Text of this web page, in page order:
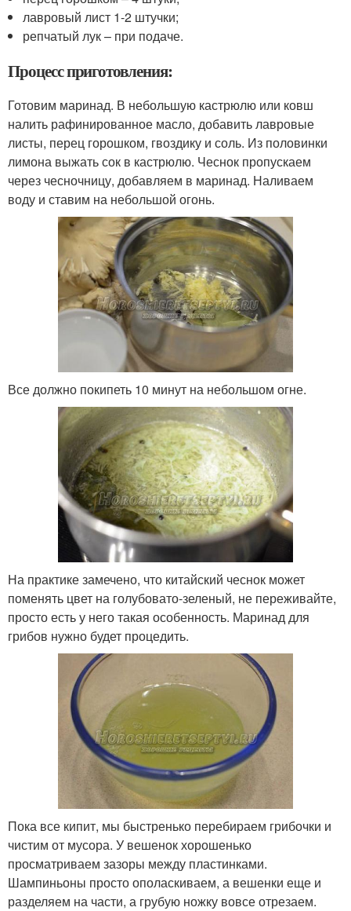
лавровый лист 1-2 штучки;
репчатый лук – при подаче.
Процесс приготовления:
Готовим маринад. В небольшую кастрюлю или ковш
налить рафинированное масло, добавить лавровые
листы, перец горошком, гвоздику и соль. Из половинки
лимона выжать сок в кастрюлю. Чеснок пропускаем
через чесночницу, добавляем в маринад. Наливаем
воду и ставим на небольшой огонь.
Все должно покипеть 10 минут на небольшом огне.
На практике замечено, что китайский чеснок может
поменять цвет на голубовато-зеленый, не переживайте,
просто есть у него такая особенность. Маринад для
грибов нужно будет процедить.
Пока все кипит, мы быстренько перебираем грибочки и
чистим от мусора. У вешенок хорошенько
просматриваем зазоры между пластинками.
Шампиньоны просто ополаскиваем, а вешенки еще и
разделяем на части, а грубую ножку вовсе отрезаем.